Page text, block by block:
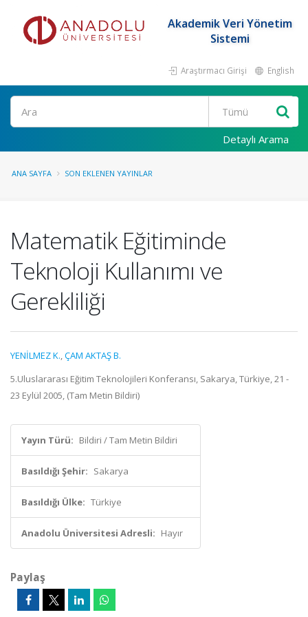
Akademik Veri Yönetim
Sistemi
Araştırmacı Girişi English
Ara
Detaylı Arama
ANA SAYFA SON EKLENEN YAYINLAR
Matematik Eğitiminde
Teknoloji Kullanımı ve
Gerekliliği
YENİLMEZ K.,ÇAM AKTAŞ B.
5.Uluslararası Eğitim Teknolojileri Konferansı, Sakarya, Türkiye, 21 -
23 Eylül 2005, (Tam Metin Bildiri)
Yayın Türü: Bildiri / Tam Metin Bildiri
Basıldığı Şehir: Sakarya
Basıldığı Ülke: Türkiye
Anadolu Üniversitesi Adresli: Hayır
Paylaş